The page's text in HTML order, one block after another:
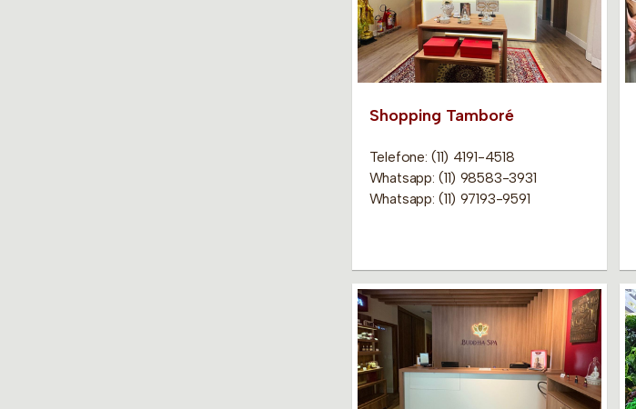
Shopping Tamboré
Telefone: (11) 4191-4518
Whatsapp: (11) 98583-3931
Whatsapp: (11) 97193-9591